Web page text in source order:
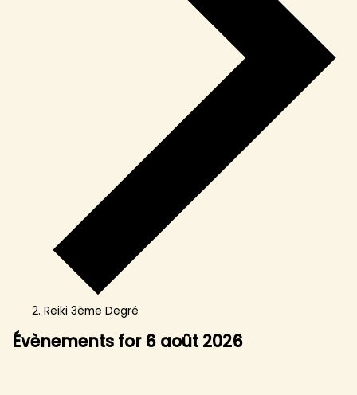
Reiki 3ème Degré
Évènements for 6 août 2026